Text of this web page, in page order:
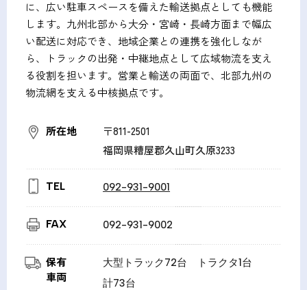
に、広い駐車スペースを備えた輸送拠点としても機能
します。九州北部から大分・宮崎・長崎方面まで幅広
い配送に対応でき、地域企業との連携を強化しなが
ら、トラックの出発・中継地点として広域物流を支え
る役割を担います。営業と輸送の両面で、北部九州の
物流網を支える中核拠点です。
所在地
〒811-2501
福岡県糟屋郡久山町久原3233
TEL 092-931-9001
FAX 092-931-9002
保有
車両
大型トラック72台 トラクタ1台
計73台